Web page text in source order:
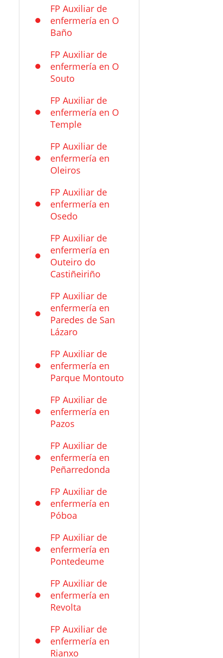
FP Auxiliar de
enfermería en O
Baño
FP Auxiliar de
enfermería en O
Souto
FP Auxiliar de
enfermería en O
Temple
FP Auxiliar de
enfermería en
Oleiros
FP Auxiliar de
enfermería en
Osedo
FP Auxiliar de
enfermería en
Outeiro do
Castiñeiriño
FP Auxiliar de
enfermería en
Paredes de San
Lázaro
FP Auxiliar de
enfermería en
Parque Montouto
FP Auxiliar de
enfermería en
Pazos
FP Auxiliar de
enfermería en
Peñarredonda
FP Auxiliar de
enfermería en
Póboa
FP Auxiliar de
enfermería en
Pontedeume
FP Auxiliar de
enfermería en
Revolta
FP Auxiliar de
enfermería en
Rianxo